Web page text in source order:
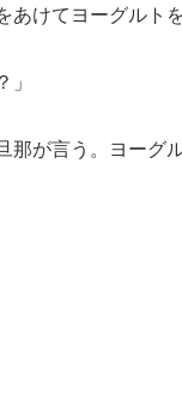
けてヨーグルト
那が言う。ヨーグ